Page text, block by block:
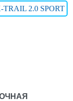
TRAIL 2.0 SPORT